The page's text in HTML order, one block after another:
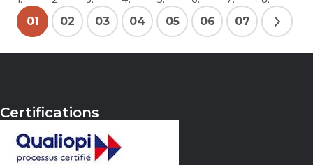
01 02 03 04 05 06 07
Certifications